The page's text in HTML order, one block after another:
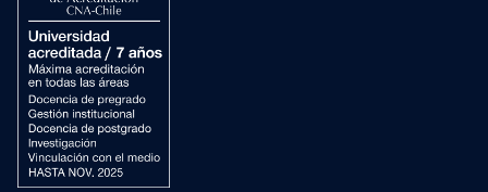
Preguntas Frecuentes